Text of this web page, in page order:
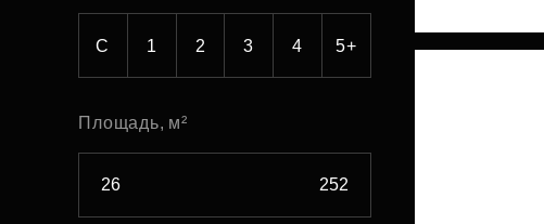
С 1 2 3 4 5+
Площадь, м²